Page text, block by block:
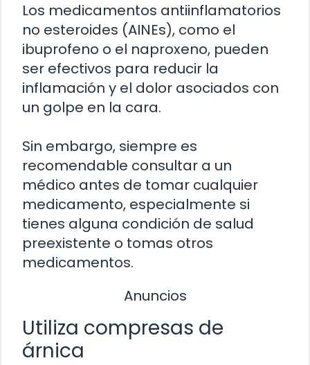
Los medicamentos antiinflamatorios
no esteroides (AINEs), como el
ibuprofeno o el naproxeno, pueden
ser efectivos para reducir la
inflamación y el dolor asociados con
un golpe en la cara.
Sin embargo, siempre es
recomendable consultar a un
médico antes de tomar cualquier
medicamento, especialmente si
tienes alguna condición de salud
preexistente o tomas otros
medicamentos.
Anuncios
Utiliza compresas de
árnica